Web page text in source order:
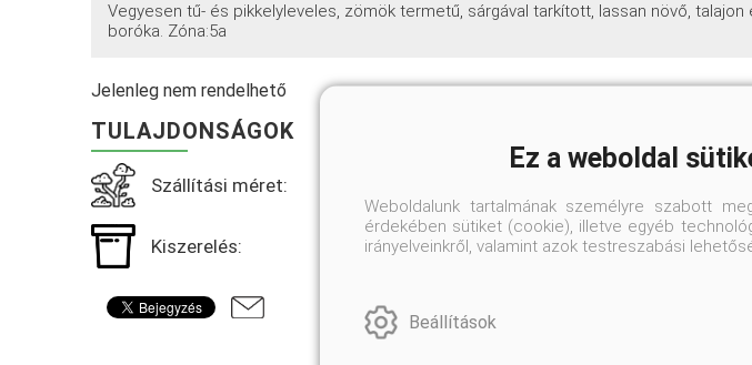
Vegyesen tű- és pikkelyleveles, zömök termetű, sárgával tarkított, lassan növő, talajon
boróka. Zóna:5a
Jelenleg nem rendelhető
TULAJDONSÁGOK
Szállítási méret:
Kiszerelés:
Ez a weboldal
Weboldalunk tartalmának személyre szabott
érdekében sütiket (cookie), illetve egyéb
irányelveinkről, valamint azok testreszabási
Beállítások